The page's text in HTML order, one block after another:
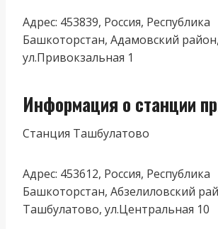
Адрес: 453839, Россия, Республика
Башкоторстан, Адамовский
ул.Привокзальная 1
Информация о станции
Станция Ташбулатово
Адрес: 453612, Россия, Республика
Башкоторстан, Абзелиловский
Ташбулатово, ул.Центральная 10